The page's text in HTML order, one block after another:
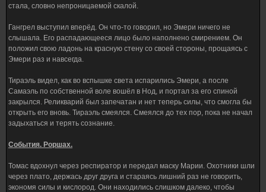
стала, словно непроницаемой скалой.
Гангрел выступил вперёд. Он что-то говорил, но Эмери ничего не
слышала. Его распадающееся лицо было наполнено смирением. Он
положил свою ладонь на красную стену со своей стороны, прощаясь с
Эмери раз и навсегда.
Тираэль видел, как во вспышке света испарились Эмери, а после
Самаэль по собственной воле вошёл в Нод, и портал за его спиной
закрылся. Реликварий был запечатан и нет теперь силы, что смогла бы
открыть его вновь. Тираэль смеялся. Смеялся до тех пор, пока не начал
задыхаться и терять сознание.
События. Роршах.
Томас вдохнул через респиратор и передал маску Марии. Охотники шли
через плато, держась друг друга и стараясь лишний раз не говорить,
экономя силы и кислород. Они находились слишком далеко, чтобы